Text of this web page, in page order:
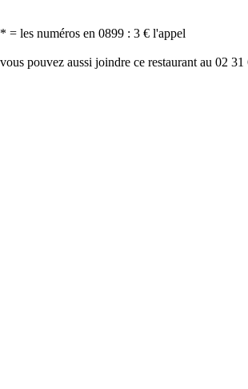
* = les numéros en 0899 : 3 € l'appel
vous pouvez aussi joindre ce restaurant au 02